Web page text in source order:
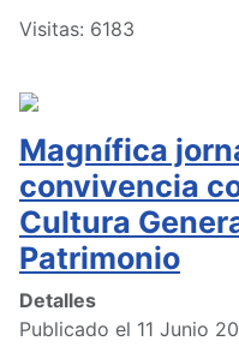
Visitas: 6183
Magnífica
convivencia
Cultura
Patrimonio
Detalles
Publicado el 11 Junio